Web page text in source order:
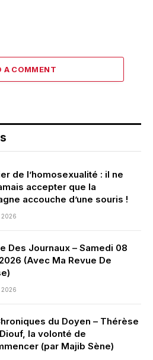
A COMMENT
de l’homosexualité : il ne
accepter que la
accouche d’une souris !
2026
Des Journaux – Samedi 08
(Avec Ma Revue De
2026
du Doyen – Thérèse
la volonté de
(par Majib Sène)